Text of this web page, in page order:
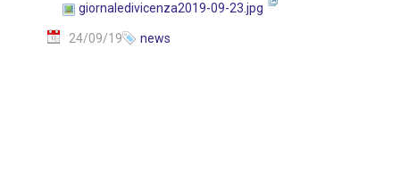
giornaledivicenza2019-09-23.jpg
24/09/19 news